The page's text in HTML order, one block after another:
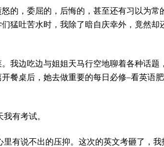
的，委屈的，后悔的，甚至还有习以为常
猛吐苦水时，我除了暗自庆幸外，竟然却
我边吃边与姐姐天马行空地聊着各种话题
餐桌后，她去做重要的每日必修–看英语
有考试。
有说不出的压抑。这次的英文考砸了，